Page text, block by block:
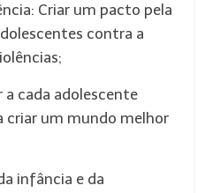
Criar um pacto pela
contra a
a cada adolescente
criar um mundo melhor
infância e da